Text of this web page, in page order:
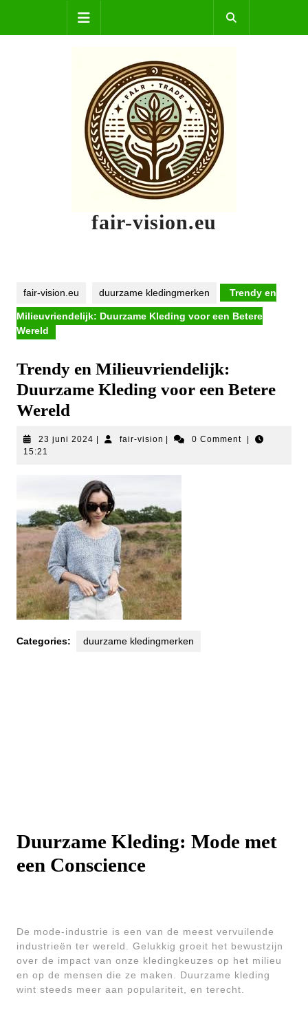
content
fair-vision.eu
fair-vision.eu duurzame kledingmerken Trendy en
Milieuvriendelijk: Duurzame Kleding voor een Betere
Wereld
Trendy en Milieuvriendelijk:
Duurzame Kleding voor een Betere
Wereld
23 juni 2024 23
fair-vision fair-
0 Comment
15:21
Categories: duurzame kledingmerken
Duurzame Kleding: Mode met
een Conscience
De mode-industrie is een van de meest vervuilende
industrieën ter wereld. Gelukkig groeit het bewustzijn
over de impact van onze kledingkeuzes op het milieu
en op de mensen die ze maken. Duurzame kleding
wint steeds meer aan populariteit, en terecht.